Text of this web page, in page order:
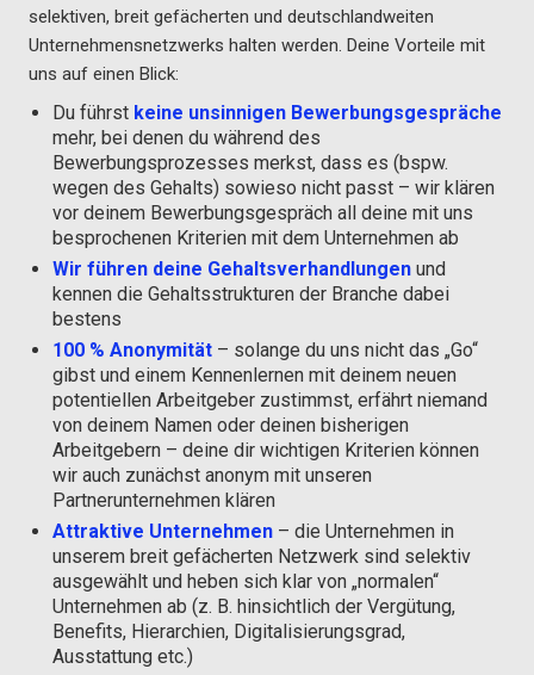
selektiven, breit gefächerten und deutschlandweiten
Unternehmensnetzwerks halten werden. Deine Vorteile mit
uns auf einen Blick:
Du führst keine unsinnigen Bewerbungsgespräche
mehr, bei denen du während des
Bewerbungsprozesses merkst, dass es (bspw.
wegen des Gehalts) sowieso nicht passt – wir klären
vor deinem Bewerbungsgespräch all deine mit uns
besprochenen Kriterien mit dem Unternehmen ab
Wir führen deine Gehaltsverhandlungenund
kennen die Gehaltsstrukturen der Branche dabei
bestens
100 % Anonymität– solange du uns nicht das „Go“
gibst und einem Kennenlernen mit deinem neuen
potentiellen Arbeitgeber zustimmst, erfährt niemand
von deinem Namen oder deinen bisherigen
Arbeitgebern – deine dir wichtigen Kriterien können
wir auch zunächst anonym mit unseren
Partnerunternehmen klären
Attraktive Unternehmen – die Unternehmen in
unserem breit gefächerten Netzwerk sind selektiv
ausgewählt und heben sich klar von „normalen“
Unternehmen ab (z. B. hinsichtlich der Vergütung,
Benefits, Hierarchien, Digitalisierungsgrad,
Ausstattung etc.)